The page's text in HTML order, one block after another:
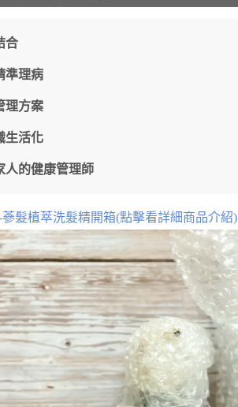
合
準理病
理方案
生活化
人的健康管理師
髮植萃洗髮精開箱(點擊看詳細商品介紹)